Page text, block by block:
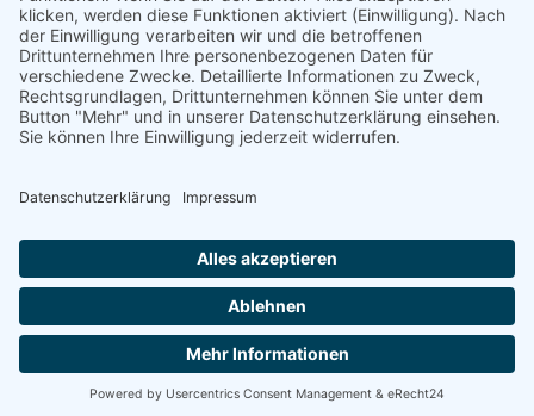
© 2025 |Kontakt|Impressum
Datenschutzerklärung